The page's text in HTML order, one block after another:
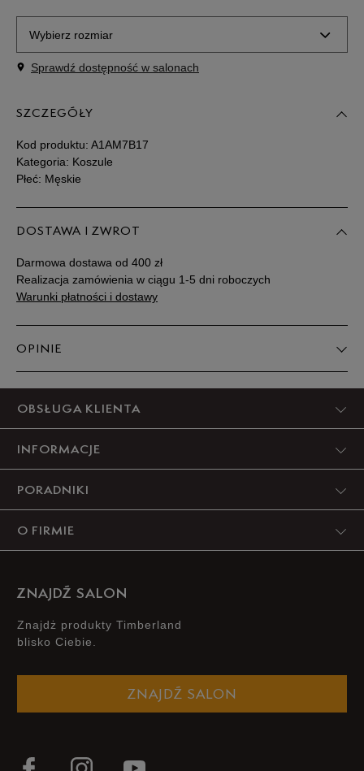
Wybierz rozmiar
Powiadom o
dostępności
XL
Powiadom o
XXXL
Powiadom o
dostępności
Sprawdź dostępność w salonach
SZCZEGÓŁY
Kod produktu: A1AM7B17
Kategoria: Koszule
Płeć: Męskie
DOSTAWA I ZWROT
Darmowa dostawa od 400 zł
Realizacja zamówienia w ciągu 1-5 dni roboczych
Warunki płatności i dostawy
OPINIE
OBSŁUGA KLIENTA
INFORMACJE
PORADNIKI
O FIRMIE
ZNAJDŹ SALON
Znajdż produkty Timberland
blisko Ciebie.
ZNAJDŹ SALON